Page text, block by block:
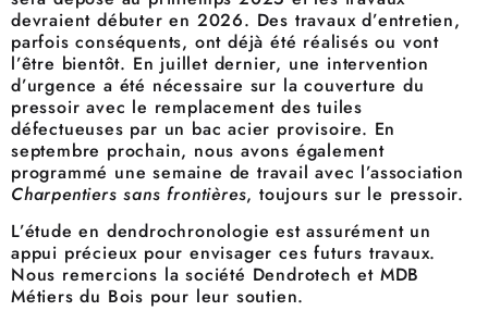
devraient débuter en 2026. Des travaux d’entretien,
parfois conséquents, ont déjà été réalisés ou vont
l’être bientôt. En juillet dernier, une intervention
d’urgence a été nécessaire sur la couverture du
pressoir avec le remplacement des tuiles
défectueuses par un bac acier provisoire. En
septembre prochain, nous avons également
programmé une semaine de travail avec l’association
Charpentiers sans frontières, toujours sur le pressoir.
L’étude en dendrochronologie est assurément un
appui précieux pour envisager ces futurs travaux.
Nous remercions la société Dendrotech et MDB
Métiers du Bois pour leur soutien.